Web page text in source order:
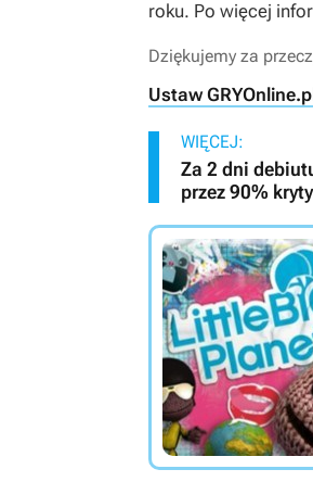
roku. Po więcej
Dziękujemy za
Ustaw
WIĘCEJ:
Za 2 dni
przez 90%